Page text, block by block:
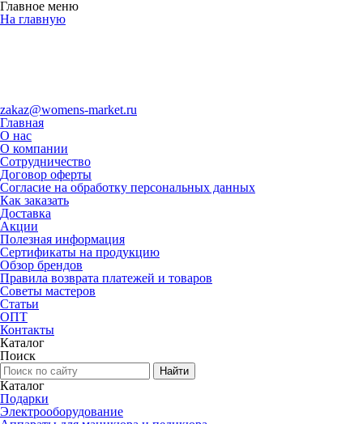
Главное меню
На главную
zakaz@womens-market.ru
Главная
О нас
О компании
Сотрудничество
Договор оферты
Согласие на обработку персональных данных
Как заказать
Доставка
Акции
Полезная информация
Сертификаты на продукцию
Обзор брендов
Правила возврата платежей и товаров
Советы мастеров
Статьи
ОПТ
Контакты
Каталог
Поиск
Каталог
Подарки
Электро­оборудование